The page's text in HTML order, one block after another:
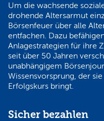
Um die wachsende
drohende Altersarmut
Börsenfeuer über alle
entfachen. Dazu
Anlagestrategien für ihre
seit über 50 Jahren
unabhängigem
Wissensvorsprung, der
Erfolgskurs bringt.
Sicher bezahlen